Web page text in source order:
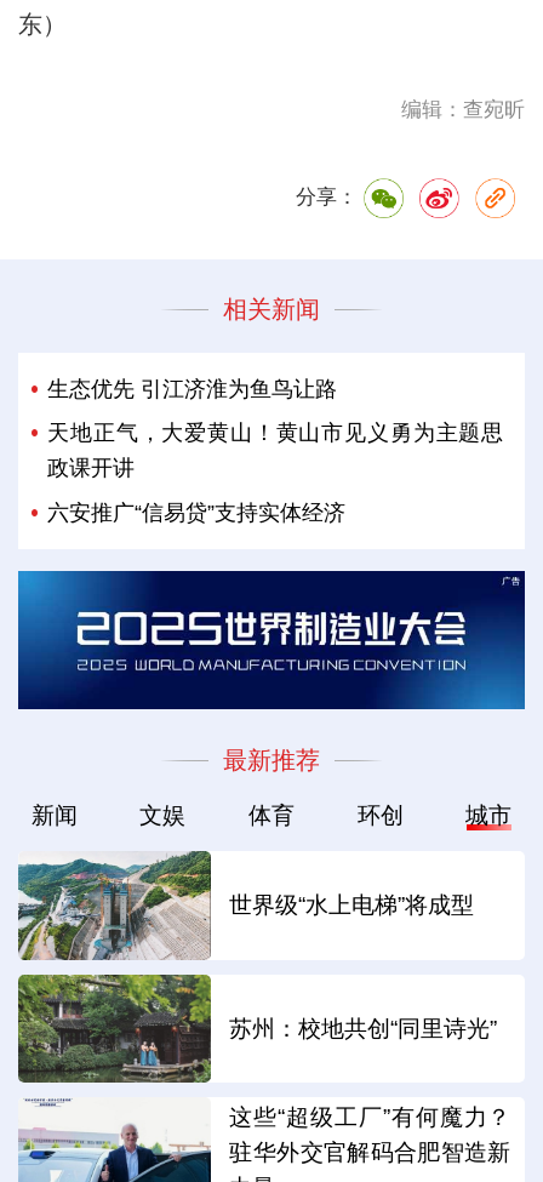
东）
编辑：查宛昕
分享：
相关新闻
生态优先 引江济淮为鱼鸟让路
天地正气，大爱黄山！黄山市见义勇为主题思
政课开讲
六安推广“信易贷”支持实体经济
最新推荐
新闻 文娱 体育 环创 城市
世界级“水上电梯”将成型
苏州：校地共创“同里诗光”
这些“超级工厂”有何魔力？
驻华外交官解码合肥智造新